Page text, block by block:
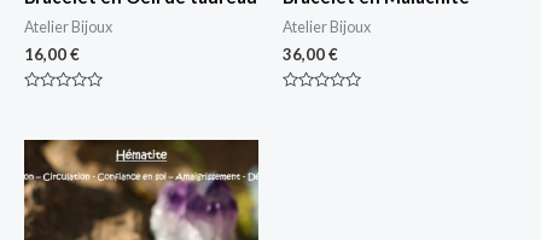
Atelier Bijoux
16,00€
Atelier Bijoux
36,00€